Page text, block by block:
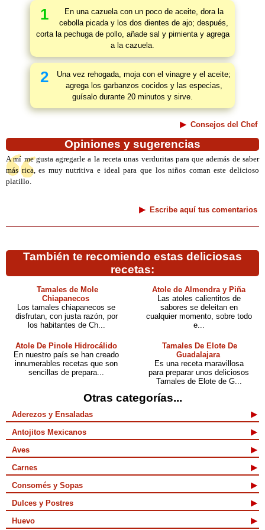
1
En una cazuela con un poco de aceite, dora la
cebolla picada y los dos dientes de ajo; después,
corta la pechuga de pollo, añade sal y pimienta y agrega
a la cazuela.
2
Una vez rehogada, moja con el vinagre y el aceite;
agrega los garbanzos cocidos y las especias,
guísalo durante 20 minutos y sirve.
Consejos del Chef
Opiniones y sugerencias
A mí me gusta agregarle a la receta unas verduritas para que además de saber
más rica, es muy nutritiva e ideal para que los niños coman este delicioso
platillo.
Escribe aquí tus comentarios
También te recomiendo estas deliciosas
recetas:
Tamales de Mole
Chiapanecos
Los tamales chiapanecos se
disfrutan, con justa razón, por
los habitantes de Ch...
Atole de Almendra y Piña
Las atoles calientitos de
sabores se deleitan en
cualquier momento, sobre todo
e...
Atole De Pinole Hidrocálido
En nuestro país se han creado
innumerables recetas que son
sencillas de prepara...
Tamales De Elote De
Guadalajara
Es una receta maravillosa
para preparar unos deliciosos
Tamales de Elote de G...
Otras categorías...
Aderezos y Ensaladas
Antojitos Mexicanos
Aves
Carnes
Consomés y Sopas
Dulces y Postres
Huevo